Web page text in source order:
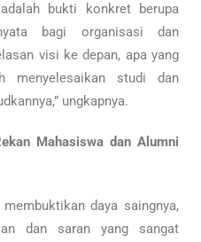
bukti konkret berupa
bagi organisasi dan
visi ke depan, apa yang
menyelesaikan studi dan
ungkapnya.
Mahasiswa dan Alumni
daya saingnya,
dan saran yang sangat